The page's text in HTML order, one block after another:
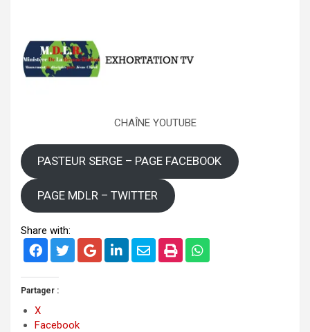
CHAÎNE YOUTUBE
PASTEUR SERGE – PAGE FACEBOOK
PAGE MDLR – TWITTER
Share with:
Partager :
X
Facebook